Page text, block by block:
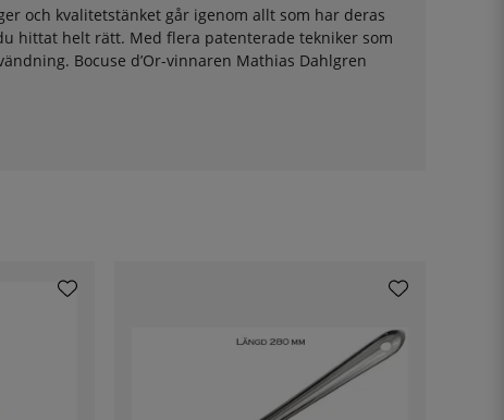
och kvalitetstänket går igenom allt som har deras
hittat helt rätt. Med flera patenterade tekniker som
Bocuse d’Or-vinnaren Mathias Dahlgren